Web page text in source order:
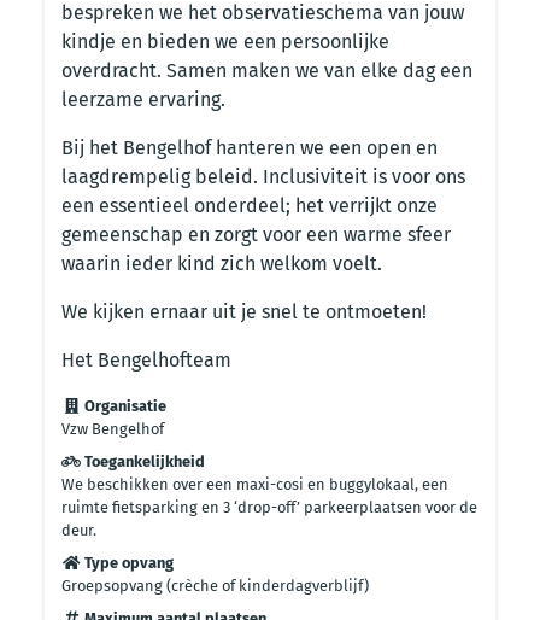
bespreken we het observatieschema van jouw
kindje en bieden we een persoonlijke
overdracht. Samen maken we van elke dag een
leerzame ervaring.
Bij het Bengelhof hanteren we een open en
laagdrempelig beleid. Inclusiviteit is voor ons
een essentieel onderdeel; het verrijkt onze
gemeenschap en zorgt voor een warme sfeer
waarin ieder kind zich welkom voelt.
We kijken ernaar uit je snel te ontmoeten!
Het Bengelhofteam
Organisatie
Vzw Bengelhof
Toegankelijkheid
We beschikken over een maxi-cosi en buggylokaal, een
ruimte fietsparking en 3 ‘drop-off’ parkeerplaatsen voor de
deur.
Type opvang
Groepsopvang (crèche of kinderdagverblijf)